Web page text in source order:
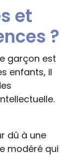
et
?
garçon est
enfants, il
dû à une
modéré qui